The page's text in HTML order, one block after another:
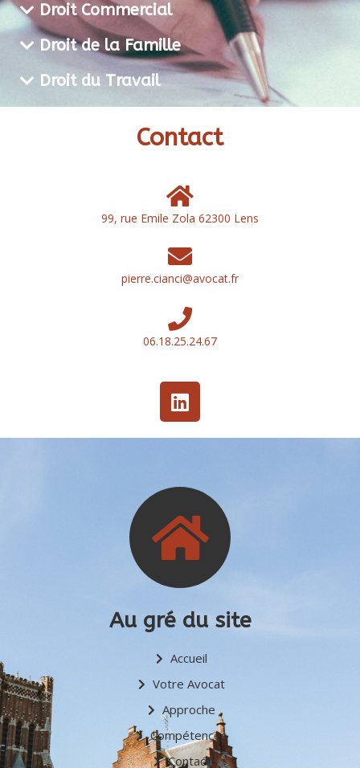
Droit Commercial
Droit de la Famille
Droit du Travail
Contact
99, rue Emile Zola 62300 Lens
pierre.cianci@avocat.fr
06.18.25.24.67
Au gré du site
Accueil
Votre Avocat
Approche
Compétences
Contact